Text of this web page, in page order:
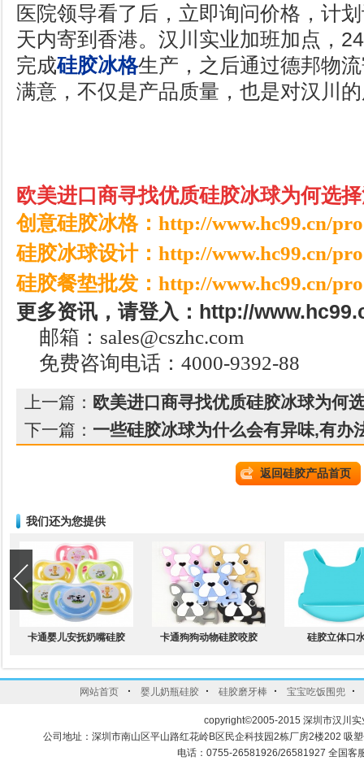
医院领导看了后，立即询问价格，计
天内寄到香港。汉川实业加班加点，
完成硅胶冰格生产，之后通过德邦物
满意，不仅是产品质量，也是对汉川
欧美进口商寻找优质硅胶冰球为何选
创意硅胶冰格： http://www.hc99.cn/
硅胶冰球设计： http://www.hc99.cn/
硅胶餐垫批发： http://www.hc99.cn/
更多资讯，请登入：http://
邮箱：sales@cszhc.com
免费咨询电话：4000-9392-88
上一篇： 欧美进口商寻找优质硅胶冰球为何
下一篇： 一些硅胶冰球为什么会有异味,有办
返回硅胶产品首页
我们还为您提供
卡通婴儿安抚奶嘴硅胶 卡通狗狗动物硅胶咬胶 硅胶立体口
网站首页 · 婴儿奶瓶硅胶 · 硅胶磨牙棒 · 宝宝吃饭围兜 ·
copyright©2005-2015 深圳市汉川
公司地址：深圳市南山区平山路红花岭B区民企科技园2栋厂房2楼202 吸
电话：0755-26581926/26581927 全国客